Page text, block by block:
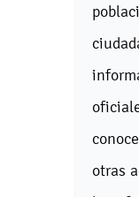
otras